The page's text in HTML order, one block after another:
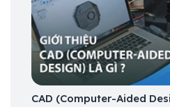
CAD (Computer-Aided